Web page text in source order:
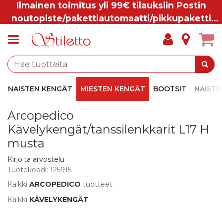
Ilmainen toimitus yli 99€ tilauksiin Postin
noutopiste/pakettiautomaatti/pikkupaketti
NAISTEN KENGÄT MIESTEN KENGÄT BOOTSIT
Arcopedico
Kävelykengät/tanssilenkkarit L17 H
musta
Kirjoita arvostelu
Tuotekoodi: 125915
Kaikki ARCOPEDICO tuotteet
Kaikki KÄVELYKENGÄT